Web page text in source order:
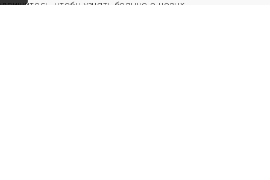
чтобы узнать больше о новых